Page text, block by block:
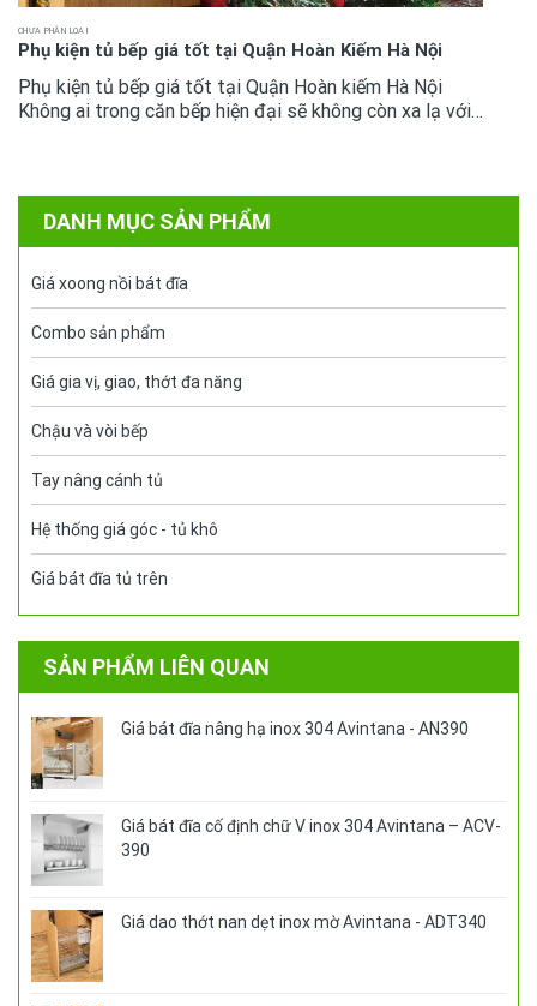
CHƯA PHÂN LOẠI
Phụ kiện tủ bếp giá tốt tại Quận Hoàn Kiếm Hà Nội
Phụ kiện tủ bếp giá tốt tại Quận Hoàn kiếm Hà Nội
Không ai trong căn bếp hiện đại sẽ không còn xa lạ với
DANH MỤC SẢN PHẨM
Giá xoong nồi bát đĩa
Combo sản phẩm
Giá gia vị, giao, thớt đa năng
Chậu và vòi bếp
Tay nâng cánh tủ
Hệ thống giá góc - tủ khô
Giá bát đĩa tủ trên
SẢN PHẨM LIÊN QUAN
Giá bát đĩa nâng hạ inox 304 Avintana - AN390
Giá bát đĩa cố định chữ V inox 304 Avintana – ACV-
390
Giá dao thớt nan dẹt inox mờ Avintana - ADT340